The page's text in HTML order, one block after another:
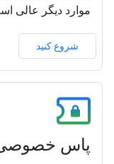
موارد دیگر عالی
شروع کنید
پاس